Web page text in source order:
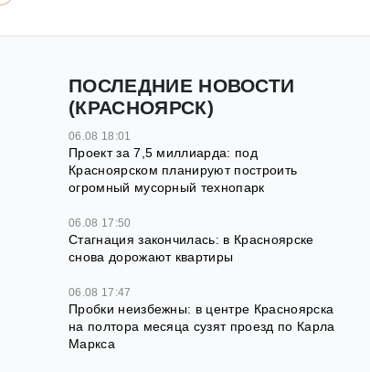
ПОСЛЕДНИЕ НОВОСТИ
(КРАСНОЯРСК)
06.08 18:01
Проект за 7,5 миллиарда: под
Красноярском планируют построить
огромный мусорный технопарк
06.08 17:50
Стагнация закончилась: в Красноярске
снова дорожают квартиры
06.08 17:47
Пробки неизбежны: в центре Красноярска
на полтора месяца сузят проезд по Карла
Маркса